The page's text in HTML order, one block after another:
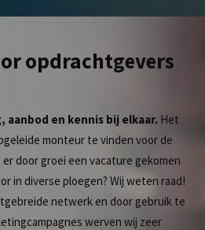
opdrachtgevers
aanbod en kennis bij elkaar. Het
monteur te vinden voor de
door groei een vacature gekomen
in diverse ploegen? Wij weten raad!
netwerk en door gebruik te
werven wij zeer